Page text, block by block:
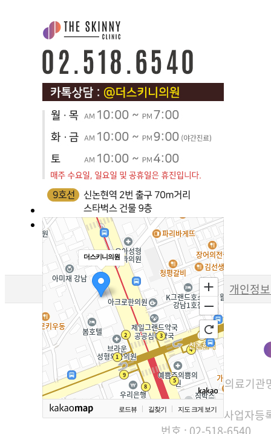
더스키니의원
로드뷰 길찾기 지도 크게 보기
개인정
의료기관
사업자등